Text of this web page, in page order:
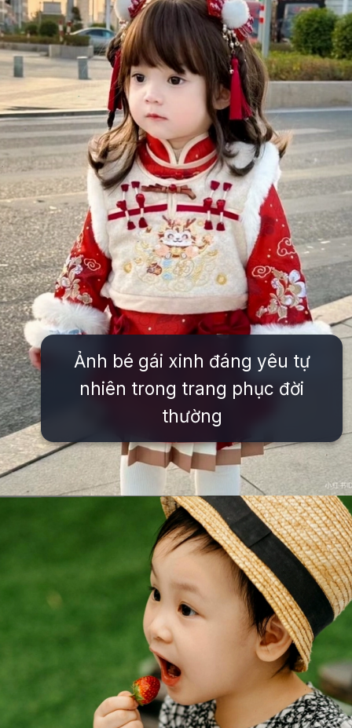
Ảnh bé gái xinh đáng yêu tự
nhiên trong trang phục đời
thường
https://issiloo.edu.vn/hinh-anh-be-gai-dang-yeu